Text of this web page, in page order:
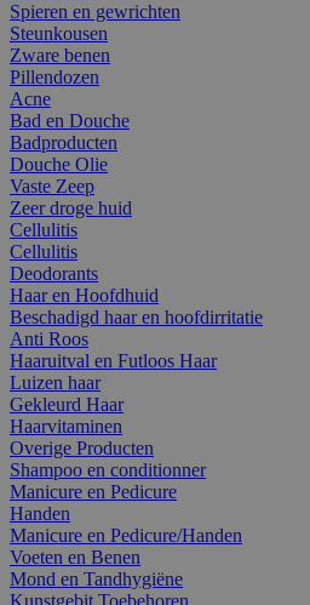
Spieren en gewrichten
Steunkousen
Zware benen
Pillendozen
Acne
Bad en Douche
Badproducten
Douche Olie
Vaste Zeep
Zeer droge huid
Cellulitis
Cellulitis
Deodorants
Haar en Hoofdhuid
Beschadigd haar en hoofdirritatie
Anti Roos
Haaruitval en Futloos Haar
Luizen haar
Gekleurd Haar
Haarvitaminen
Overige Producten
Shampoo en conditionner
Manicure en Pedicure
Handen
Manicure en Pedicure/Handen
Voeten en Benen
Mond en Tandhygiëne
Kunstgebit Toebehoren